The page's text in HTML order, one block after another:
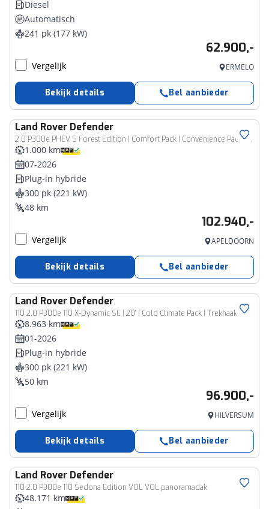
Diesel
Automatisch
241 pk (177 kW)
62.900,-
Vergelijk ERMELO
Bekijk details Bel aanbieder
Land Rover Defender
2.0 P300e PHEV S Forest Edition | Comfort Pack | Convenience Pack | ClearSight binnenspiegel | Meridian Sound System | Panoramadak |
1.000 km
07-2026
Plug-in hybride
300 pk (221 kW)
48 km
102.940,-
Vergelijk APELDOORN
Bekijk details Bel aanbieder
Land Rover Defender
110 2.0 P300e 110 X-Dynamic SE | 20" | Cold Climate Pack | Trekhaak
8.963 km
01-2026
Plug-in hybride
300 pk (221 kW)
50 km
96.900,-
Vergelijk HILVERSUM
Bekijk details Bel aanbieder
Land Rover Defender
110 2.0 P300e 110 Sedona Edition VOL VOL panoramadak
48.171 km